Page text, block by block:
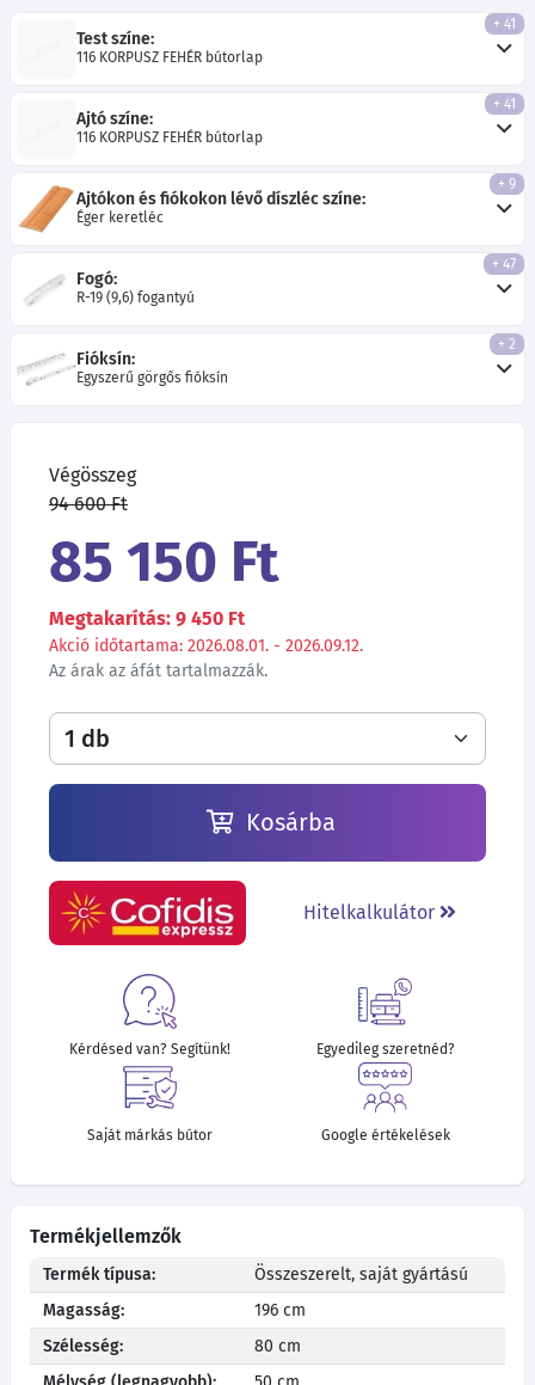
Test színe:
116 KORPUSZ FEHÉR bútorlap
+ 41
Ajtó színe:
116 KORPUSZ FEHÉR bútorlap
+ 41
Ajtókon és fiókokon lévő díszléc színe:
Éger keretléc
+ 9
Fogó:
R-19 (9,6) fogantyú
+ 47
Fióksín:
Egyszerű görgős fióksín
+ 2
Végösszeg
94 600 Ft
85 150 Ft
Megtakarítás: 9 450 Ft
Akció időtartama: 2026.08.01. - 2026.09.12.
Az árak az áfát tartalmazzák.
Kosárba
Hitelkalkulátor
Kérdésed van? Segítünk! Egyedileg szeretnéd?
Saját márkás bútor Google értékelések
Termékjellemzők
Termék típusa:
Összeszerelt, saját gyártású
Magasság:
196 cm
Szélesség:
80 cm